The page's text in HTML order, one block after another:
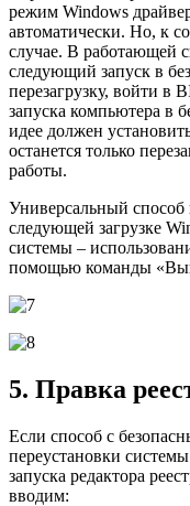
режим Windows
автоматически. Но, к
случае. В работающей
следующий запуск в
перезагрузку, войти
запуска компьютера в
идее должен
останется только
работы.
Универсальный
следующей загрузке
системы –
помощью команды
5. Правка
Если способ с
переустановки
запуска редактора
вводим: